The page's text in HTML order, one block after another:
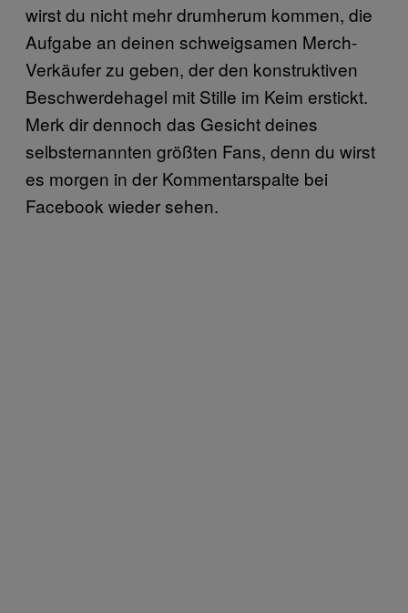
wirst du nicht mehr drumherum kommen, die
Aufgabe an deinen schweigsamen Merch-
Verkäufer zu geben, der den konstruktiven
Beschwerdehagel mit Stille im Keim erstickt.
Merk dir dennoch das Gesicht deines
selbsternannten größten Fans, denn du wirst
es morgen in der Kommentarspalte bei
Facebook wieder sehen.